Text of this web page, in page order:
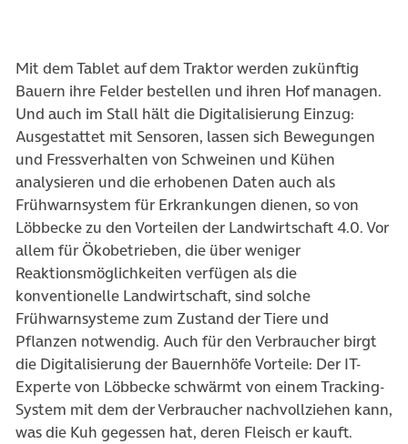
Mit dem Tablet auf dem Traktor werden zukünftig
Bauern ihre Felder bestellen und ihren Hof managen.
Und auch im Stall hält die Digitalisierung Einzug:
Ausgestattet mit Sensoren, lassen sich Bewegungen
und Fressverhalten von Schweinen und Kühen
analysieren und die erhobenen Daten auch als
Frühwarnsystem für Erkrankungen dienen, so von
Löbbecke zu den Vorteilen der Landwirtschaft 4.0. Vor
allem für Ökobetrieben, die über weniger
Reaktionsmöglichkeiten verfügen als die
konventionelle Landwirtschaft, sind solche
Frühwarnsysteme zum Zustand der Tiere und
Pflanzen notwendig. Auch für den Verbraucher birgt
die Digitalisierung der Bauernhöfe Vorteile: Der IT-
Experte von Löbbecke schwärmt von einem Tracking-
System mit dem der Verbraucher nachvollziehen kann,
was die Kuh gegessen hat, deren Fleisch er kauft.